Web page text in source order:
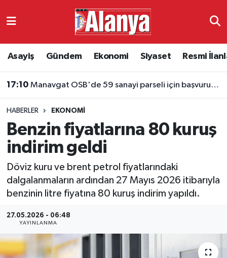
Asayiş Gündem Ekonomi Siyaset Resmi
17:10 Manavgat OSB'de 59 sanayi parseli için başvurular başladı
HABERLER EKONOMI
Benzin fiyatlarına 80 kuruş
indirim geldi
Döviz kuru ve brent petrol fiyatlarındaki
dalgalanmaların ardından 27 Mayıs 2026 itibarıyla
benzinin litre fiyatına 80 kuruş indirim yapıldı.
27.05.2026 - 06:48
YAYINLANMA
Ekonomi
Resmi İlanlar
Alanyaspor
Turizm
E-Gazete
Antalya Namaz Vakitleri
Süper Lig Puan Durumu ve Fikstür
Tüm Manşetler
Son Dakika Haberleri
Haber Arşivi